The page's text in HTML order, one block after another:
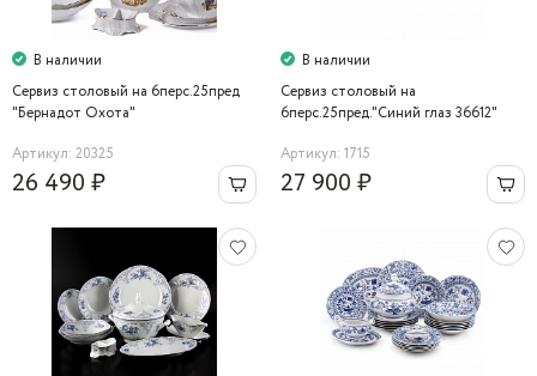
В наличии
Сервиз столовый на 6перс.25пред
"Бернадот Охота"
Артикул: 20325
26 490 ₽
В наличии
Сервиз столовый на
6перс.25пред."Синий глаз 36612"
Артикул: 1715
27 900 ₽